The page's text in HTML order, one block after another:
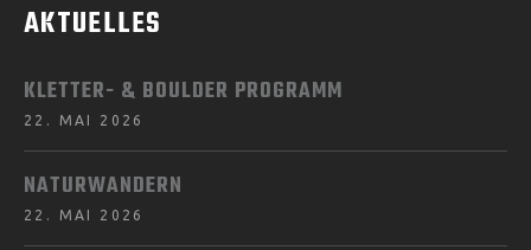
AKTUELLES
KLETTER- & BOULDER PROGRAMM
22. MAI 2026
NATURWANDERN
22. MAI 2026